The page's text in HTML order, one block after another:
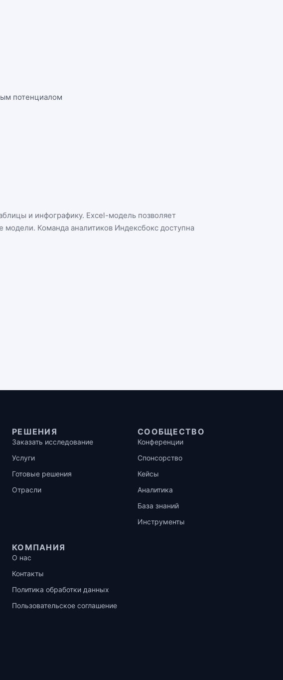
потенциалом
и инфографику. Excel-модель позволяет
Команда аналитиков Индексбокс доступна
РЕШЕНИЯ
Заказать исследование
Услуги
Готовые решения
Отрасли
СООБЩЕСТВО
Конференции
Спонсорство
Кейсы
Аналитика
База знаний
Инструменты
КОМПАНИЯ
О нас
Контакты
Политика обработки данных
Пользовательское соглашение